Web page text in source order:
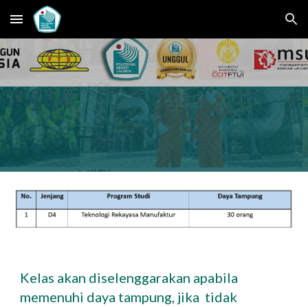
Skip to main content Skip to navigation
Kelas akan diselenggarakan apabila
memenuhi daya tampung, jika tidak